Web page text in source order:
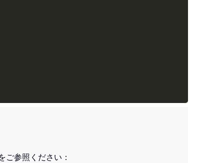
参照ください：